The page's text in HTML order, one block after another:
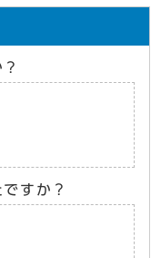
すか？